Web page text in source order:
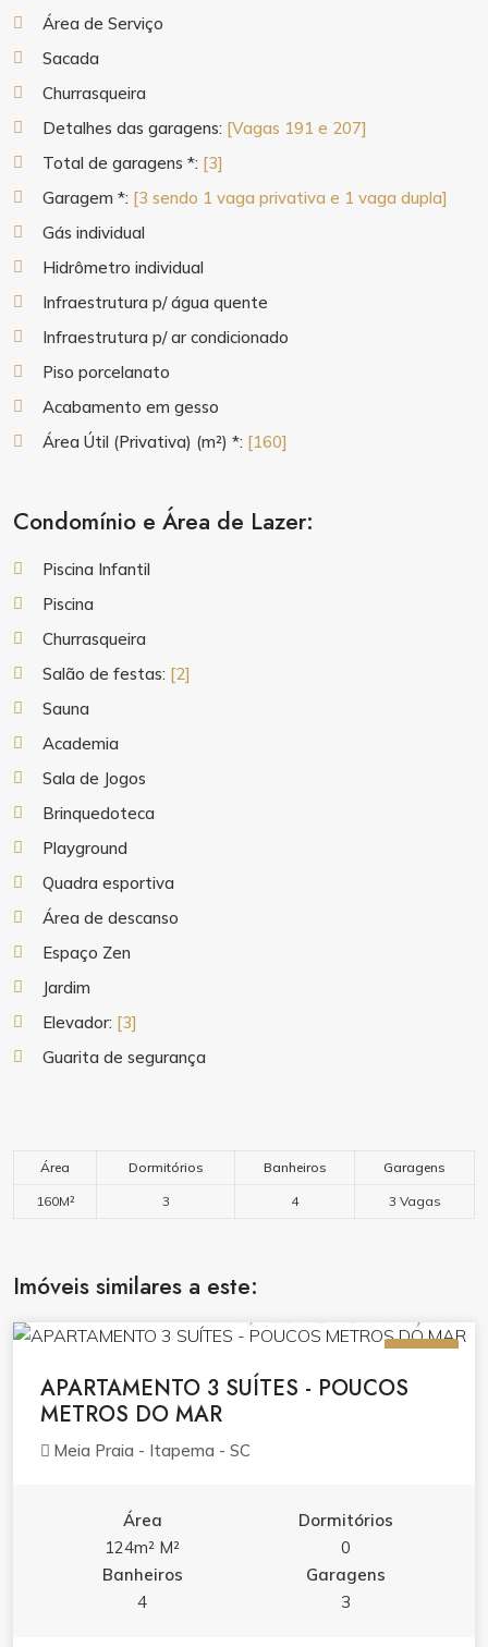
Área de Serviço
Sacada
Churrasqueira
Detalhes das garagens: [Vagas 191 e 207]
Total de garagens *: [3]
Garagem *: [3 sendo 1 vaga privativa e 1 vaga dupla]
Gás individual
Hidrômetro individual
Infraestrutura p/ água quente
Infraestrutura p/ ar condicionado
Piso porcelanato
Acabamento em gesso
Área Útil (Privativa) (m²) *: [160]
Condomínio e Área de Lazer:
Piscina Infantil
Piscina
Churrasqueira
Salão de festas: [2]
Sauna
Academia
Sala de Jogos
Brinquedoteca
Playground
Quadra esportiva
Área de descanso
Espaço Zen
Jardim
Elevador: [3]
Guarita de segurança
Área Dormitórios Banheiros Garagens
160M² 3 4 3 Vagas
Imóveis similares a este:
VENDA
APARTAMENTO 3 SUÍTES - POUCOS
METROS DO MAR
Meia Praia - Itapema - SC
Área
124m² M²
Dormitórios
0
Banheiros
4
Garagens
3